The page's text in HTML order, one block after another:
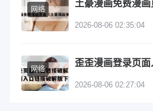
网络
2026-08-06 02:35:04
网络
2026-08-06 02:27:04